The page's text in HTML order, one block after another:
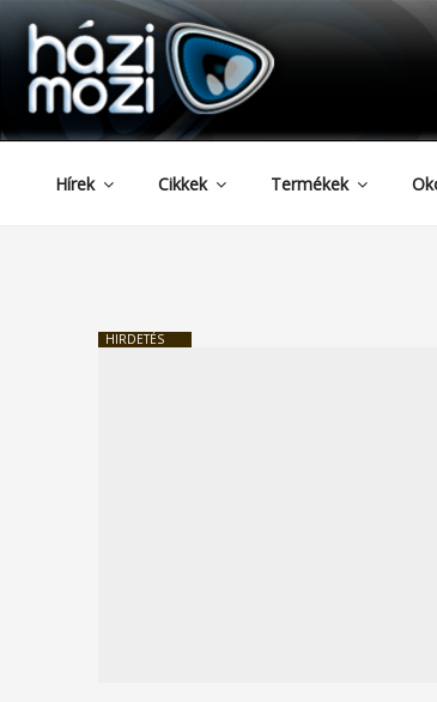
Tartalomhoz
HAZIMOZI
Hírek Cikkek Termékek
HIRDETÉS